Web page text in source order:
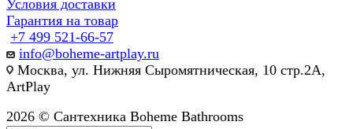
Условия доставки
Гарантия на товар
+7 499 521-66-57
info@boheme-artplay.ru
Москва, ул. Нижняя Сыромятническая, 10 стр.2А,
ArtPlay
2026 © Сантехника Boheme Bathrooms